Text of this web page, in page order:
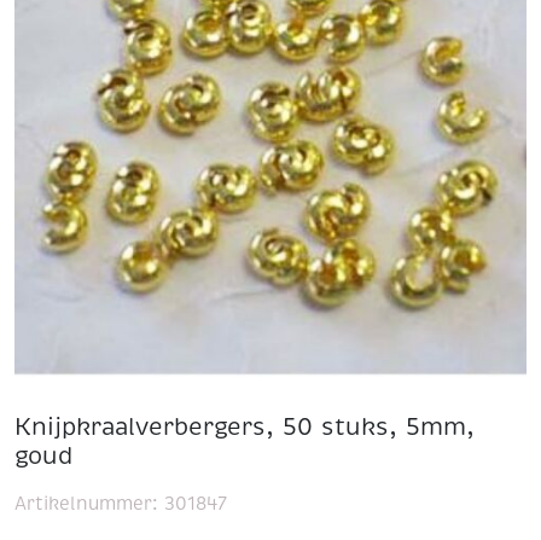
Knijpkraalverbergers, 50 stuks, 5mm,
goud
Artikelnummer: 301847